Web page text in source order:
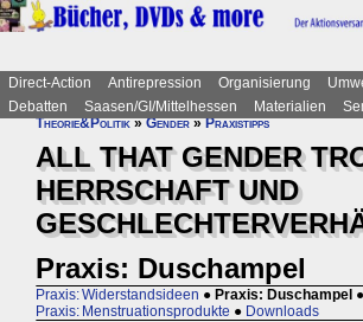
Direct-Action Antirepression Organisierung
Debatten
Saasen/GI/Mittelhessen Materialien
Theorie&Politik»Gender»Praxistipps
ALL THAT GENDER
HERRSCHAFT UND
Praxis: Duschampel
Praxis: Widerstandsideen ● Praxis: Duschampel ●
Praxis: Menstruationsprodukte ● Downloads